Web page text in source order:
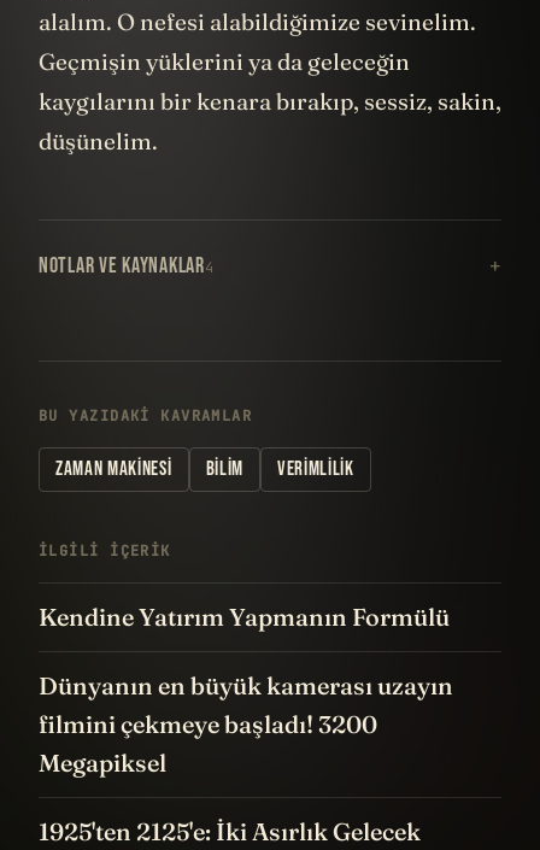
alalım. O nefesi alabildiğimize sevinelim.
Geçmişin yüklerini ya da geleceğin
kaygılarını bir kenara bırakıp, sessiz, sakin,
düşünelim.
NOTLAR VE KAYNAKLAR4
BU YAZIDAKI KAVRAMLAR
ZAMAN MAKINESI BILIM VERIMLILIK
İLGILI IÇERIK
Kendine Yatırım Yapmanın Formülü
Dünyanın en büyük kamerası uzayın
filmini çekmeye başladı! 3200
Megapiksel
1925'ten 2125'e: İki Asırlık Gelecek